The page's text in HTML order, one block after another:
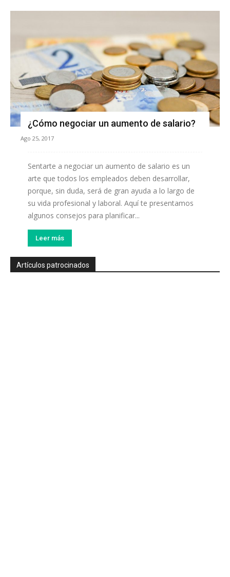
¿Cómo negociar un aumento de salario?
Ago 25, 2017
Sentarte a negociar un aumento de salario es un
arte que todos los empleados deben desarrollar,
porque, sin duda, será de gran ayuda a lo largo de
su vida profesional y laboral. Aquí te presentamos
algunos consejos para planificar...
Leer más
Artículos patrocinados